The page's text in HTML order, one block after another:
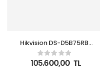
Hikvision DS-D5B75RB-
D75 75″ 4K Interactive
Flat Panel Android Akıllı
Tahta
105.600,00 TL